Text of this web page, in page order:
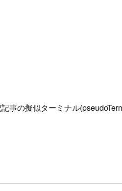
事の擬似ターミナル